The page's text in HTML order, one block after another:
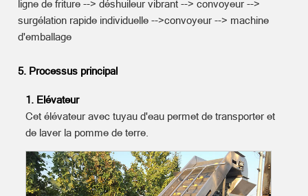
ligne de friture --> déshuileur vibrant --> convoyeur -->
surgélation rapide individuelle -->convoyeur --> machine
d'emballage
5. Processus principal
1. Elévateur
Cet élévateur avec tuyau d'eau permet de transporter et
de laver la pomme de terre.